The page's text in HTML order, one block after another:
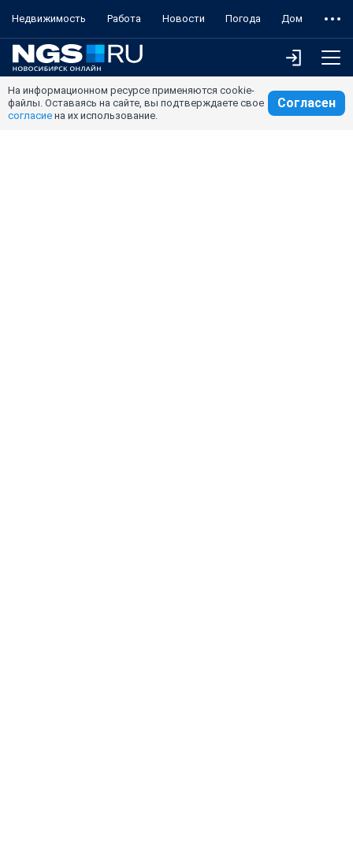
Недвижимость Работа Новости Погода Дом
На информационном ресурсе применяются cookie-
файлы. Оставаясь на сайте, вы подтверждаете свое
согласие на их использование.
Согласен